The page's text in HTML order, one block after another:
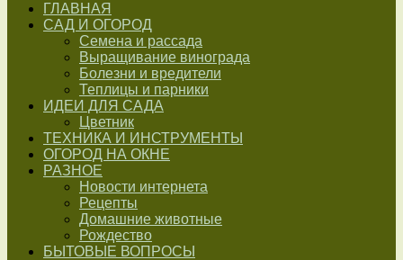
ГЛАВНАЯ
САД И ОГОРОД
Семена и рассада
Выращивание винограда
Болезни и вредители
Теплицы и парники
ИДЕИ ДЛЯ САДА
Цветник
ТЕХНИКА И ИНСТРУМЕНТЫ
ОГОРОД НА ОКНЕ
РАЗНОЕ
Новости интернета
Рецепты
Домашние животные
Рождество
БЫТОВЫЕ ВОПРОСЫ